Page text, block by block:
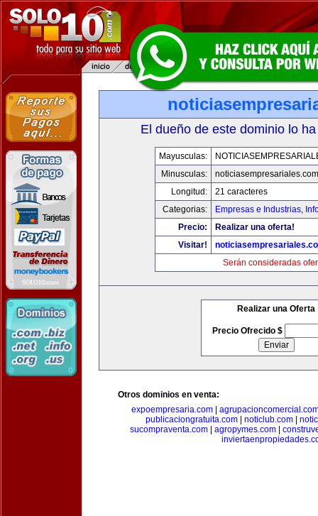
El dueño de este dominio lo
Mayusculas:
Minusculas:
noticiasempresariales.com
Longitud:
21 caracteres
Categorias:
Empresas e Industrias,
Precio:
Realizar una oferta!
Visitar!
Serán consideradas
Realizar una Oferta
Precio Ofrecido $
Otros dominios en venta:
expoempresaria.com|
publicaciongratuita.com| noticlub.com|
sucompraventa.com
agropymes.com